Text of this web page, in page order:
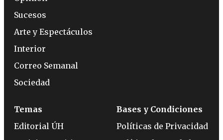
Sucesos
Arte y Espectáculos
Interior
Correo Semanal
Sociedad
Temas
Editorial ÚH
Bases y Condiciones
Políticas de Privacidad